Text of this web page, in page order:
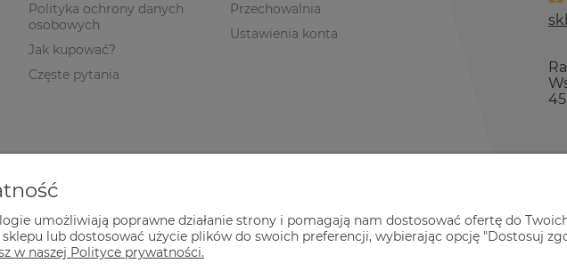
Polityka ochrony danych
osobowych
Jak kupować?
Częste pytania
Przechowalnia
Ustawienia konta
umożliwiają poprawne działanie strony i pomagają nam dostosować ofertę do
lub dostosować użycie plików do swoich preferencji, wybierając opcję "Dostosuj
w naszej Polityce prywatności.